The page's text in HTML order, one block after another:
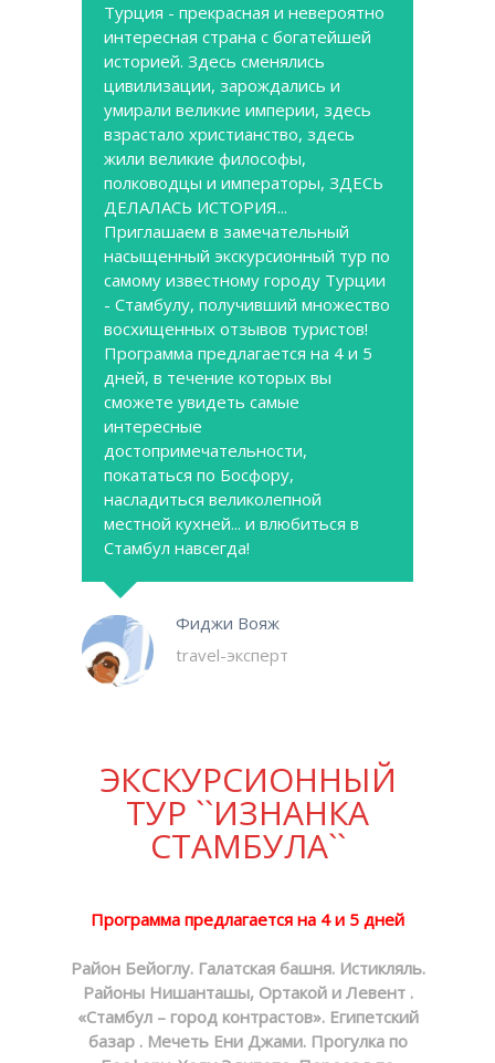
Турция - прекрасная и невероятно
интересная страна с богатейшей
историей. Здесь сменялись
цивилизации, зарождались и
умирали великие империи, здесь
взрастало христианство, здесь
жили великие философы,
полководцы и императоры, ЗДЕСЬ
ДЕЛАЛАСЬ ИСТОРИЯ...
Приглашаем в замечательный
насыщенный экскурсионный тур по
самому известному городу Турции
- Стамбулу, получивший множество
восхищенных отзывов туристов!
Программа предлагается на 4 и 5
дней, в течение которых вы
сможете увидеть самые
интересные
достопримечательности,
покататься по Босфору,
насладиться великолепной
местной кухней... и влюбиться в
Стамбул навсегда!
Фиджи Вояж
travel-эксперт
ЭКСКУРСИОННЫЙ
ТУР ``ИЗНАНКА
СТАМБУЛА``
Программа предлагается на 4 и 5 дней
Район Бейоглу. Галатская башня. Истикляль.
Районы Нишанташы, Ортакой и Левент .
«Стамбул – город контрастов». Египетский
базар . Мечеть Ени Джами. Прогулка по